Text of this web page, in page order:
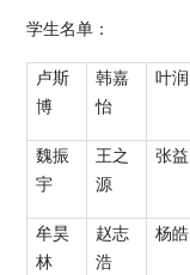
学生名单：
卢斯
博
韩嘉
怡
叶润
魏振
宇
王之
源
张益
牟昊
林
赵志
浩
杨皓